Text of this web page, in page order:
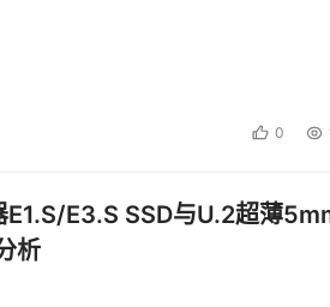
0
E3.S SSD与U.2超薄
析